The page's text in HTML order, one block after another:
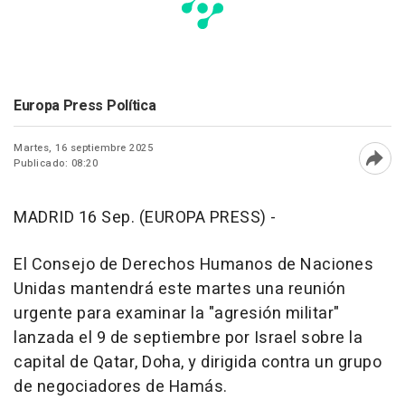
Europa Press Política
Martes, 16 septiembre 2025
Publicado: 08:20
MADRID 16 Sep. (EUROPA PRESS) -
El Consejo de Derechos Humanos de Naciones
Unidas mantendrá este martes una reunión
urgente para examinar la "agresión militar"
lanzada el 9 de septiembre por Israel sobre la
capital de Qatar, Doha, y dirigida contra un grupo
de negociadores de Hamás.